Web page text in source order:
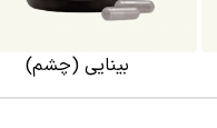
بینایی (چشم)